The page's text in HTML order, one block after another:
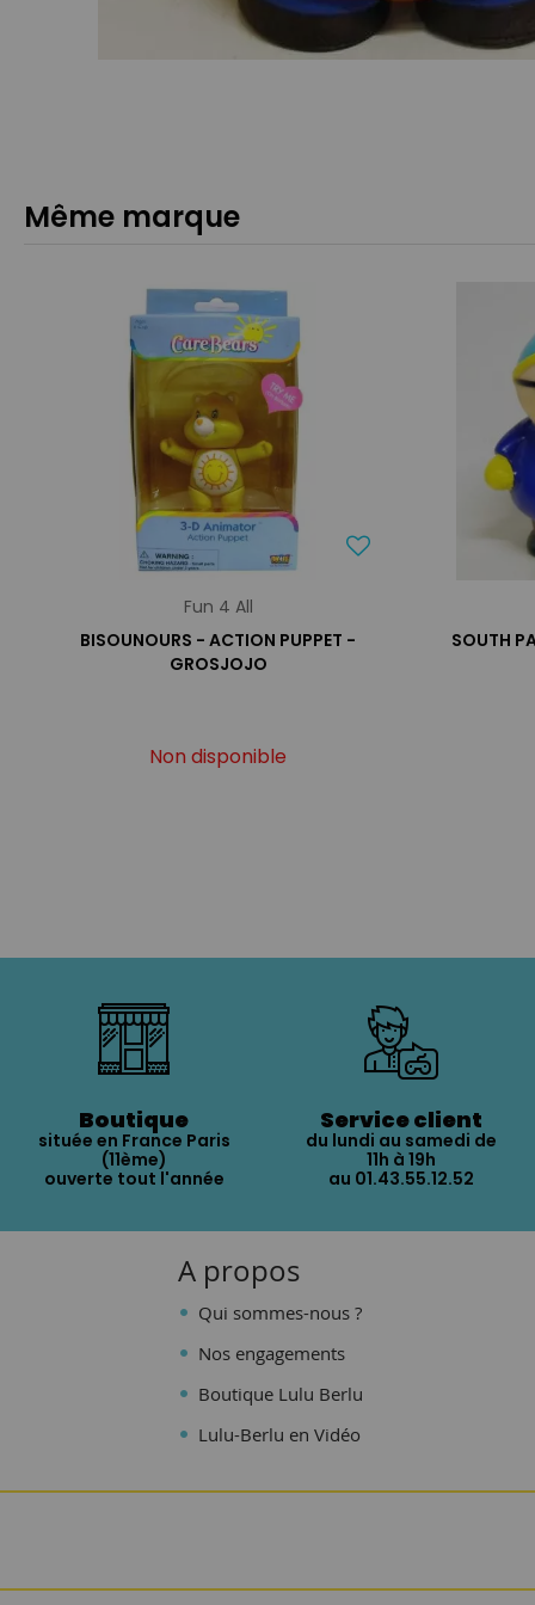
Même marque
Fun 4 All
BISOUNOURS - ACTION PUPPET -
GROSJOJO
Non disponible
SOUTH
Boutique
située en France Paris
(11ème)
ouverte tout l'année
Service client
du lundi au samedi de
11h à 19h
au 01.43.55.12.52
A propos
Qui sommes-nous ?
Nos engagements
Boutique Lulu Berlu
Lulu-Berlu en Vidéo